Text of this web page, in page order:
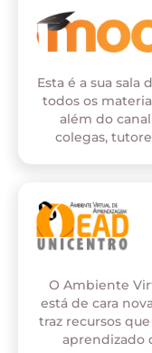
Esta é a sua sala
todos os
além do
colegas,
O Ambiente
está de cara
traz recursos
aprendizado